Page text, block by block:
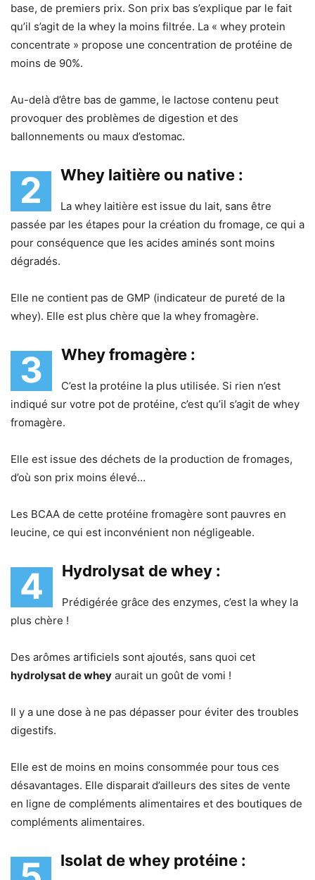
base, de premiers prix. Son prix bas s’explique par le fait
qu’il s’agit de la whey la moins filtrée. La « whey protein
concentrate » propose une concentration de protéine de
moins de 90%.
Au-delà d’être bas de gamme, le lactose contenu peut
provoquer des problèmes de digestion et des
ballonnements ou maux d’estomac.
2 Whey laitière ou native :
La whey laitière est issue du lait, sans être
passée par les étapes pour la création du fromage, ce qui a
pour conséquence que les acides aminés sont moins
dégradés.
Elle ne contient pas de GMP (indicateur de pureté de la
whey). Elle est plus chère que la whey fromagère.
3 Whey fromagère :
C’est la protéine la plus utilisée. Si rien n’est
indiqué sur votre pot de protéine, c’est qu’il s’agit de whey
fromagère.
Elle est issue des déchets de la production de fromages,
d’où son prix moins élevé…
Les BCAA de cette protéine fromagère sont pauvres en
leucine, ce qui est inconvénient non négligeable.
4 Hydrolysat de whey :
Prédigérée grâce des enzymes, c’est la whey la
plus chère !
Des arômes artificiels sont ajoutés, sans quoi cet
hydrolysat de whey aurait un goût de vomi !
Il y a une dose à ne pas dépasser pour éviter des troubles
digestifs.
Elle est de moins en moins consommée pour tous ces
désavantages. Elle disparait d’ailleurs des sites de vente
en ligne de compléments alimentaires et des boutiques de
compléments alimentaires.
Isolat de whey protéine :